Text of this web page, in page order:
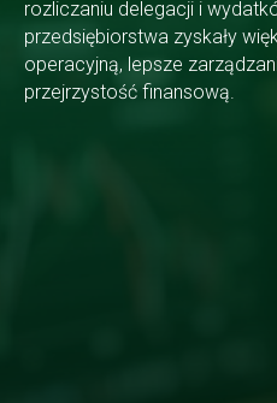
rozliczaniu delegacji i
przedsiębiorstwa zyskały
operacyjną, lepsze
przejrzystość finansową.